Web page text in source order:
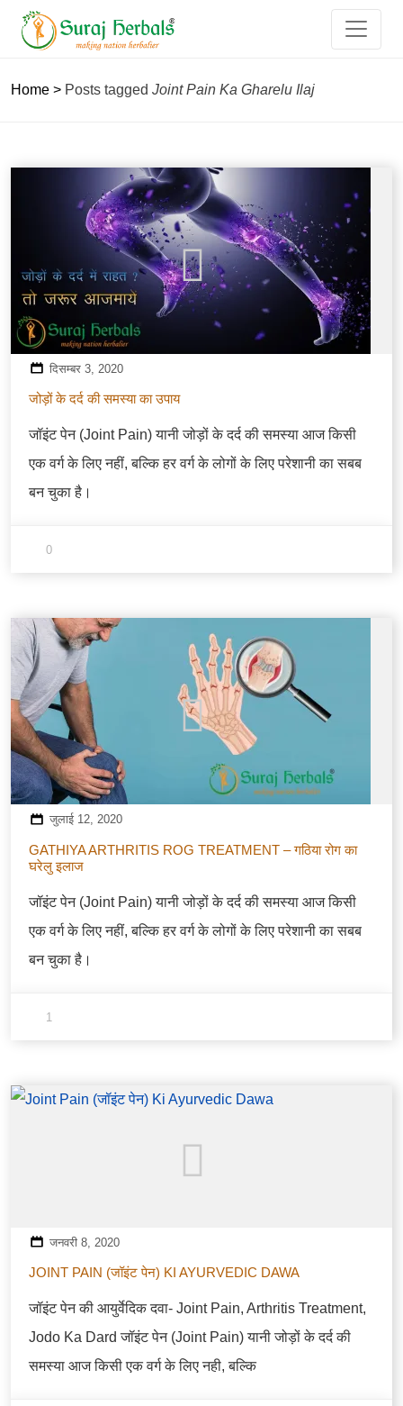
Home > Posts tagged Joint Pain Ka Gharelu Ilaj
दिसम्बर 3, 2020
जोड़ों के दर्द की समस्या का उपाय
जॉइंट पेन (Joint Pain) यानी जोड़ों के दर्द की समस्या आज किसी
एक वर्ग के लिए नहीं, बल्कि हर वर्ग के लोगों के लिए परेशानी का सबब
बन चुका है।
0
जुलाई 12, 2020
GATHIYA ARTHRITIS ROG TREATMENT – गठिया रोग का
घरेलु इलाज
जॉइंट पेन (Joint Pain) यानी जोड़ों के दर्द की समस्या आज किसी
एक वर्ग के लिए नहीं, बल्कि हर वर्ग के लोगों के लिए परेशानी का सबब
बन चुका है।
1
जनवरी 8, 2020
JOINT PAIN (जॉइंट पेन) KI AYURVEDIC DAWA
जॉइंट पेन की आयुर्वेदिक दवा- Joint Pain, Arthritis Treatment,
Jodo Ka Dard जॉइंट पेन (Joint Pain) यानी जोड़ों के दर्द की
समस्या आज किसी एक वर्ग के लिए नही, बल्कि